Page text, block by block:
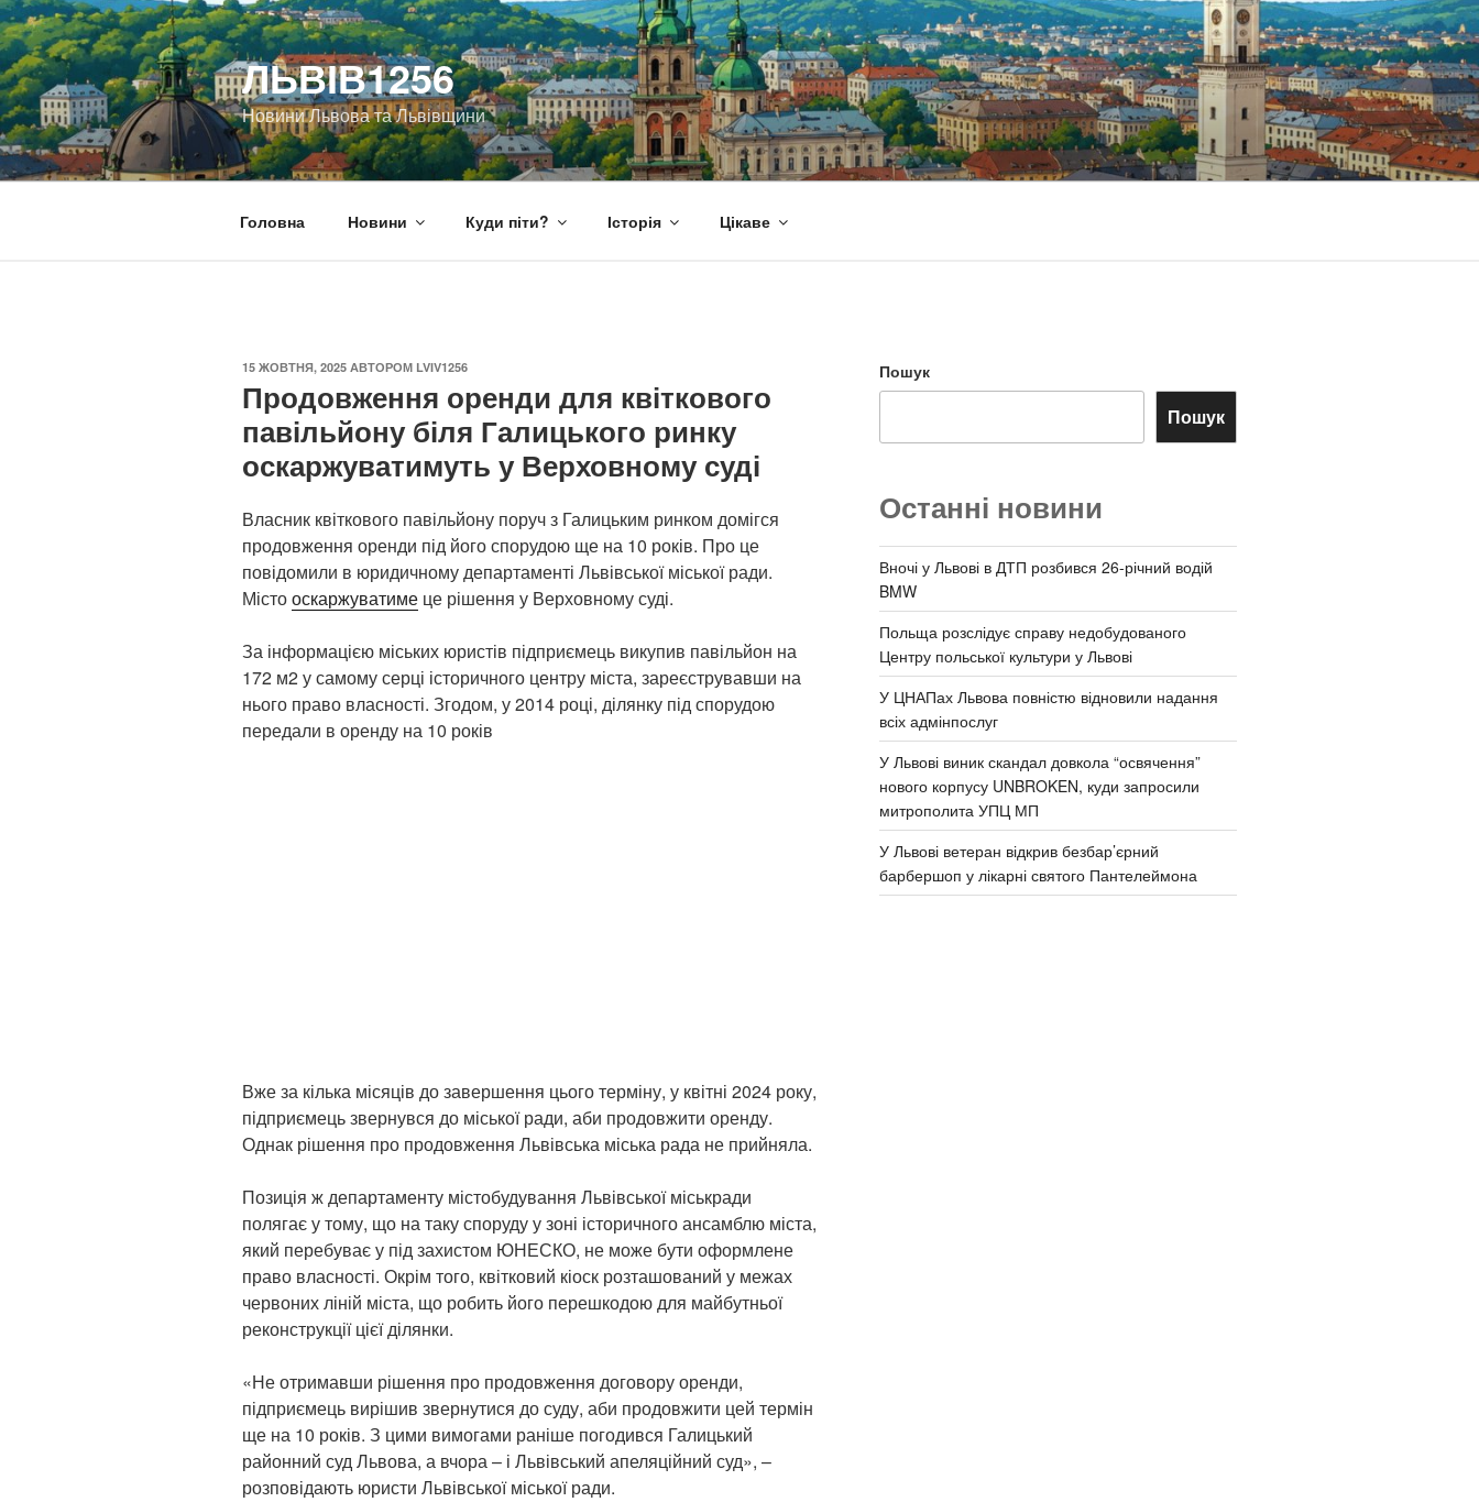
Перейти
до
вмісту
ЛЬВІВ1256
Новини Львова та Львівщини
Головна Новини Куди піти? Історія Цікаве
ОПУБЛІКОВАНО
15 ЖОВТНЯ, 2025 АВТОРОМ LVIV1256
Продовження оренди для квіткового
павільйону біля Галицького ринку
оскаржуватимуть у Верховному суді
Власник квіткового павільйону поруч з Галицьким ринком домігся
продовження оренди під його спорудою ще на 10 років. Про це
повідомили в юридичному департаменті Львівської міської ради.
Містооскаржуватиме це рішення у Верховному суді.
За інформацією міських юристів підприємець викупив павільйон на
172 м2 у самому серці історичного центру міста, зареєструвавши на
нього право власності. Згодом, у 2014 році, ділянку під спорудою
передали в оренду на 10 років
Вже за кілька місяців до завершення цього терміну, у квітні 2024 року,
підприємець звернувся до міської ради, аби продовжити оренду.
Однак рішення про продовження Львівська міська рада не прийняла.
Позиція ж департаменту містобудування Львівської міськради
полягає у тому, що на таку споруду у зоні історичного ансамблю міста,
який перебуває у під захистом ЮНЕСКО, не може бути оформлене
право власності. Окрім того, квітковий кіоск розташований у межах
червоних ліній міста, що робить його перешкодою для майбутньої
реконструкції цієї ділянки.
«Не отримавши рішення про продовження договору оренди,
підприємець вирішив звернутися до суду, аби продовжити цей термін
ще на 10 років. З цими вимогами раніше погодився Галицький
районний суд Львова, а вчора – і Львівський апеляційний суд», –
розповідають юристи Львівської міської ради.
Пошук
Пошук
Останні новини
Вночі у Львові в ДТП розбився 26-річний водій
BMW
Польща розслідує справу недобудованого
Центру польської культури у Львові
У ЦНАПах Львова повністю відновили надання
всіх адмінпослуг
У Львові виник скандал довкола “освячення”
нового корпусу UNBROKEN, куди запросили
митрополита УПЦ МП
У Львові ветеран відкрив безбар’єрний
барбершоп у лікарні святого Пантелеймона